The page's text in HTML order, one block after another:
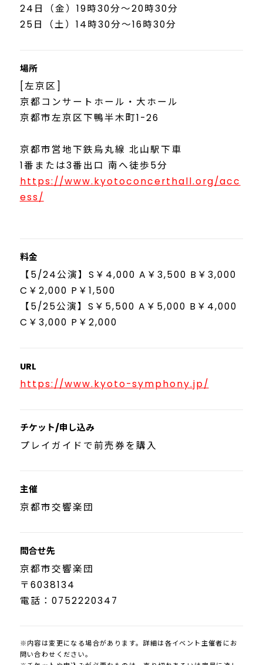
24日（金）19時30分～20時30分
25日（土）14時30分～16時30分
場所
[左京区]
京都コンサートホール・大ホール
京都市左京区下鴨半木町1-26
京都市営地下鉄烏丸線 北山駅下車
1番または3番出口 南へ徒歩5分
https://www.kyotoconcerthall.org/acc
ess/
料金
【5/24公演】S￥4,000 A￥3,500 B￥3,000
C￥2,000 P￥1,500
【5/25公演】S￥5,500 A￥5,000 B￥4,000
C￥3,000 P￥2,000
URL
https://www.kyoto-symphony.jp/
チケット/申し込み
プレイガイドで前売券を購入
主催
京都市交響楽団
問合せ先
京都市交響楽団
〒6038134
電話：0752220347
※内容は変更になる場合があります。詳細は各イベント主催者にお
問い合わせください。